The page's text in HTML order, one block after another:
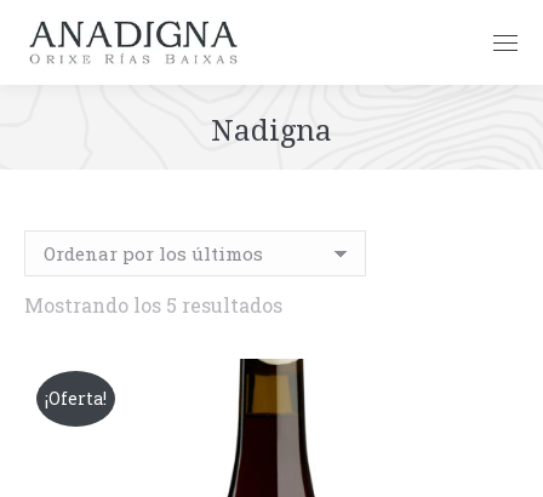
Nadigna
Mostrando los 5 resultadosOrdenado
los
últimos
¡Oferta!